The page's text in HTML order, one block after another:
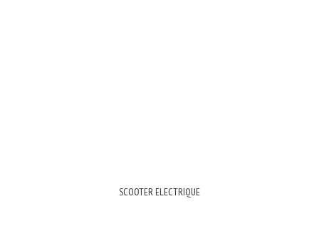
SCOOTER ELECTRIQUE